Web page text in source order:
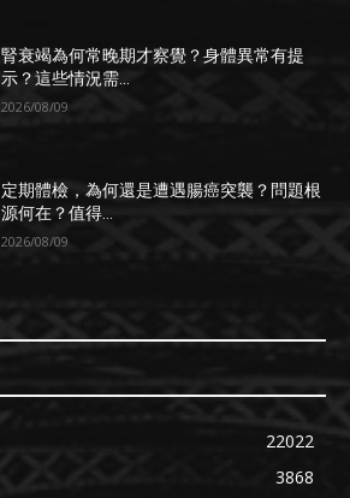
腎衰竭為何常晚期才察覺？身體異常有提
示？這些情況需...
2026/08/09
定期體檢，為何還是遭遇腸癌突襲？問題根
源何在？值得...
2026/08/09
22022
3868